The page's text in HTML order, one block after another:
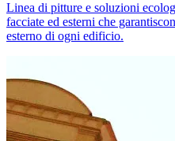
Linea di pitture e soluzioni
facciate ed esterni che
esterno di ogni edificio.